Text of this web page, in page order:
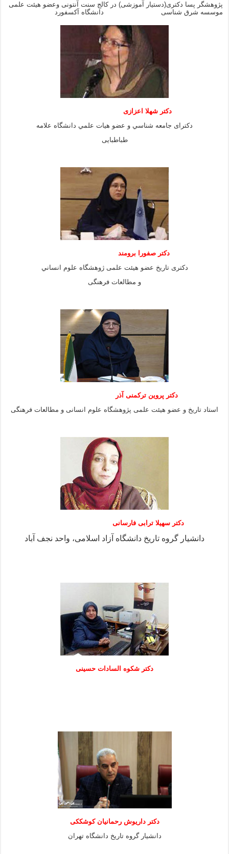
پژوهشگر پسا دکتری(دستیار آموزشی) در کالج سنت آنتونی وعضو هیئت علمی
موسسه شرق شناسی دانشگاه آکسفورد
دكتر شهلا اعزازى
دكتراى جامعه شناسي و عضو هيات علمي دانشگاه علامه
طباطبايى
دكتر صفورا برومند
دكترى تاريخ عضو هيئت علمى ژوهشگاه علوم انساني
و مطالعات فرهنگى
دکتر پروین ترکمنی آذر
استاد تاریخ و عضو هیئت علمی پژوهشگاه علوم انسانی و مطالعات فرهنگى
دکتر سهیلا ترابی فارسانی
دانشیار گروه تاریخ دانشگاه آزاد اسلامی، واحد نجف آباد
دكتر شكوه السادات حسينی
دکتر داریوش رحمانیان کوشککی
دانشیار گروه تاریخ دانشگاه تهران